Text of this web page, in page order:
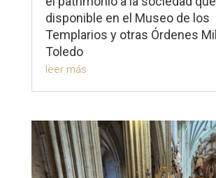
disponible en el Museo de los
Templarios y otras Órdenes
Toledo
leer más